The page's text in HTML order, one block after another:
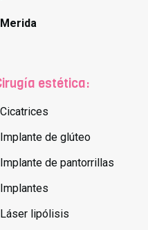
Merida
estética:
Cicatrices
Implante de glúteo
Implante de pantorrillas
Implantes
Láser lipólisis